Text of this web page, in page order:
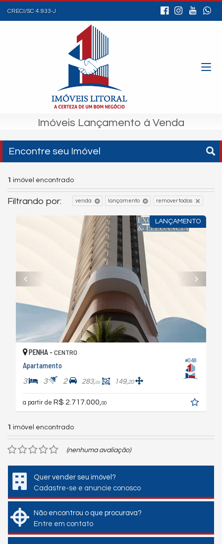
CRECI/SC 4.933-J
Imóveis Lançamento à Venda
Encontre seu Imóvel
1 imóvel encontrado
Filtrando por: venda lançamento remover todos
LANÇAMENTO
#048
PENHA - CENTRO
Apartamento
3 3 2 283,00 149,20
a partir de R$ 2.717.000, 00
1 imóvel encontrado
(nenhuma avaliação)
Quer vender seu imóvel?
Cadastre-se e anuncie conosco
Não encontrou o que procurava?
Entre em contato